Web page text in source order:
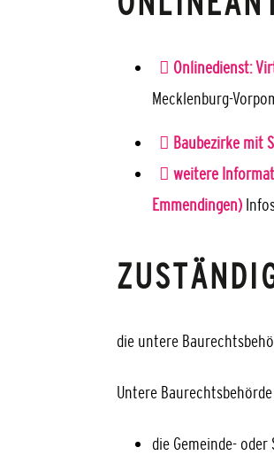
Onlinedienst:
Mecklenburg-
Baubezirke mit
weitere
Emmendingen)
die untere
Untere
die Gemeinde-